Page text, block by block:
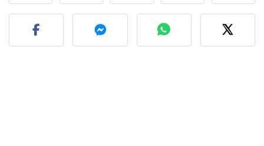
Publier votre photo de